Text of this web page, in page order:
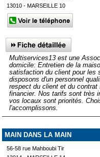
13010 - MARSEILLE 10
Multiservices13 est une
domicile: Entretien de la
satisfaction du client pour les
disposons d'un personnel
respect du client et du contrat
financier. Nos tarifs sont très
vos locaux sont priorités.
l'accomplissons.
MAIN DANS LA MAIN
56-58 rue Mahboubi Tir